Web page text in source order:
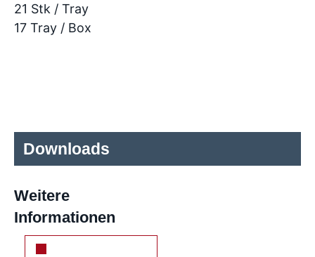
21 Stk / Tray
17 Tray / Box
Downloads
Weitere
Informationen